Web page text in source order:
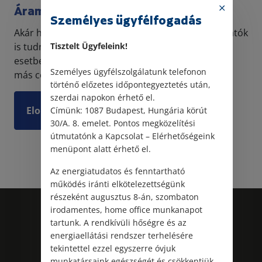
Áramszolgáltató károkozása
Akár hisszük, akár nem még a legprofibb szolgáltatók
is tudnak hibázni, és ezzel kárt okozni. Még olyan
esetben is előfordulhat ez, amikor nem is tudunk
más céghez fordulni, az adott szolgáltatás m...
Elolvasom
Személyes ügyfélfogadás
Tisztelt Ügyfeleink!
Személyes ügyfélszolgálatunk telefonon
történő előzetes időpontegyeztetés után,
szerdai napokon érhető el.
Címünk: 1087 Budapest, Hungária körút
30/A. 8. emelet. Pontos megközelítési
útmutatónk a Kapcsolat – Elérhetőségeink
menüpont alatt érhető el.
Az energiatudatos és fenntartható
működés iránti elkötelezettségünk
részeként augusztus 8-án, szombaton
irodamentes, home office munkanapot
tartunk. A rendkívüli hőségre és az
energiaellátási rendszer terhelésére
tekintettel ezzel egyszerre óvjuk